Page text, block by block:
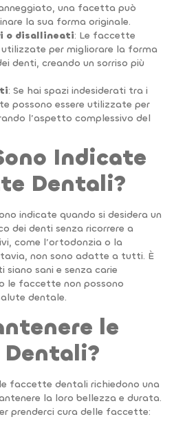
una facetta può
la sua forma originale.
o disallineati: Le faccette
utilizzate per migliorare la forma
denti, creando un sorriso più
: Se hai spazi indesiderati tra i
possono essere utilizzate per
l’aspetto complessivo del
Indicate
Dentali?
indicate quando si desidera un
dei denti senza ricorrere a
come l’ortodonzia o la
non sono adatte a tutti. È
sani e senza carie
le faccette non possono
dentale.
le
faccette dentali richiedono una
la loro bellezza e durata.
prenderci cura delle faccette: